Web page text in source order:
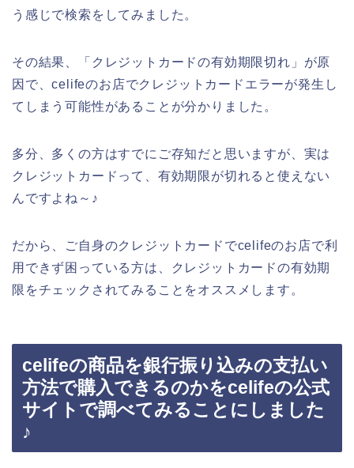
う感じで検索をしてみました。
その結果、「クレジットカードの有効期限切れ」が原
因で、celifeのお店でクレジットカードエラーが発生し
てしまう可能性があることが分かりました。
多分、多くの方はすでにご存知だと思いますが、実は
クレジットカードって、有効期限が切れると使えない
んですよね～♪
だから、ご自身のクレジットカードでcelifeのお店で利
用できず困っている方は、クレジットカードの有効期
限をチェックされてみることをオススメします。
celifeの商品を銀行振り込みの支払い
方法で購入できるのかをcelifeの公式
サイトで調べてみることにしました
♪